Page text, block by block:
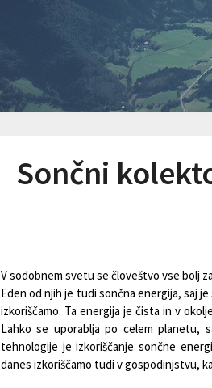
Sončni
V sodobnem svetu se človeštvo vse bolj
Eden od njih je tudi sončna energija, saj
izkoriščamo. Ta energija je čista in v
Lahko se uporablja po celem planetu,
tehnologije je izkoriščanje sončne
danes izkoriščamo tudi v gospodinjstvu,